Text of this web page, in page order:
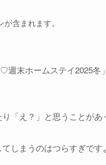
含まれます。
週末ホームステイ2025
「え？」と思うことが
しまうのはつらすぎです